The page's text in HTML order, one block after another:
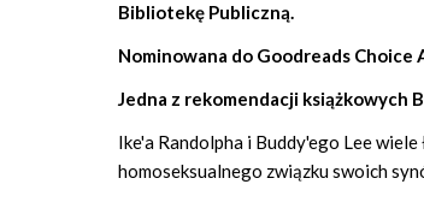
Bibliotekę Publiczną.
Nominowana do Goodreads Choice
Jedna z rekomendacji książkowych
Ike'a Randolpha i Buddy'ego Lee
homoseksualnego związku swoich